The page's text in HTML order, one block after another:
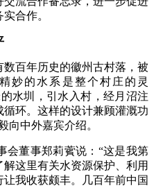
合作。
百年历史的徽州古村落，被
妙的水系是整个村庄的灵
水圳，引水入村，经月沼注
环。这样的设计兼顾灌溉功
向中外嘉宾介绍。
董事郑莉薲说：“这是我第
这里有关水资源保护、利用
我收获颇丰。几百年前中国